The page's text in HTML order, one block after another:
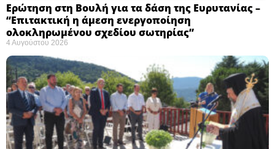
Ερώτηση στη Βουλή για τα δάση της Ευρυτανίας –
“Eπιτακτική η άμεση ενεργοποίηση
ολοκληρωμένου σχεδίου σωτηρίας”
4 Αυγούστου 2026